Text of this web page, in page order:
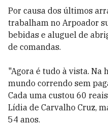
Por causa dos últimos
trabalham no Arpoador
bebidas e aluguel de
de comandas.
"Agora é tudo à vista. Na
mundo correndo sem
Cada uma custou 60
Lídia de Carvalho Cruz,
54 anos.